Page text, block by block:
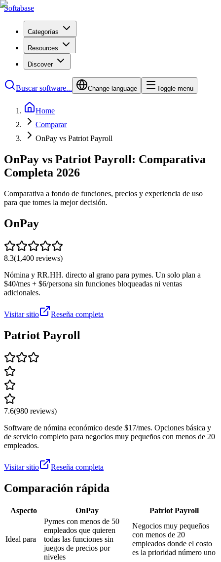
Softabase
Categorías
Resources
Discover
Buscar software... Change language Toggle menu
Home
Comparar
OnPay vs Patriot Payroll
OnPay vs Patriot Payroll: Comparativa
Completa 2026
Comparativa a fondo de funciones, precios y experiencia de uso
para que tomes la mejor decisión.
OnPay
8.3(1,400 reviews)
Nómina y RR.HH. directo al grano para pymes. Un solo plan a
$40/mes + $6/persona sin funciones bloqueadas ni ventas
adicionales.
Visitar sitio Reseña completa
Patriot Payroll
7.6(980 reviews)
Software de nómina económico desde $17/mes. Opciones básica y
de servicio completo para negocios muy pequeños con menos de 20
empleados.
Visitar sitio Reseña completa
Comparación rápida
Aspecto OnPay Patriot Payroll
Ideal para
Pymes con menos de 50
empleados que quieren
todas las funciones sin
juegos de precios por
niveles
Negocios muy pequeños
con menos de 20
empleados donde el costo
es la prioridad número uno